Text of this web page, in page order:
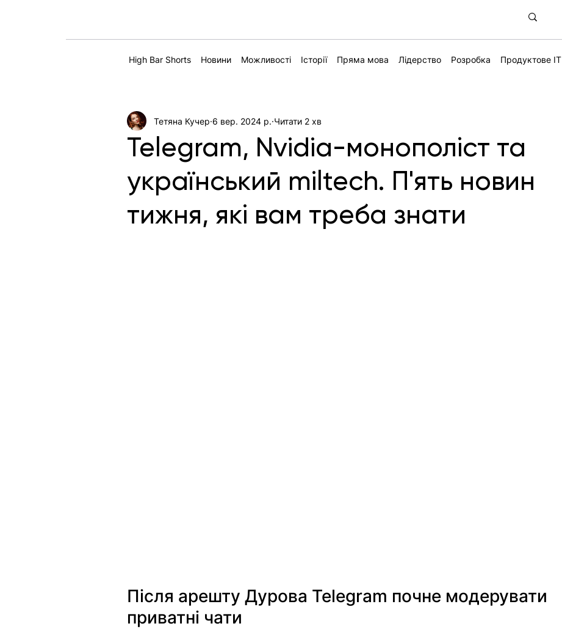
High Bar Shorts Новини Можливості Історії Пряма мова Лідерство Розробка Продуктове IT
Telegram, Nvidia-монополіст та
український miltech. П'ять новин
тижня, які вам треба знати
Тетяна Кучер 6 вер. 2024 р. Читати 2 хв
Після арешту Дурова Telegram почне модерувати
приватні чати